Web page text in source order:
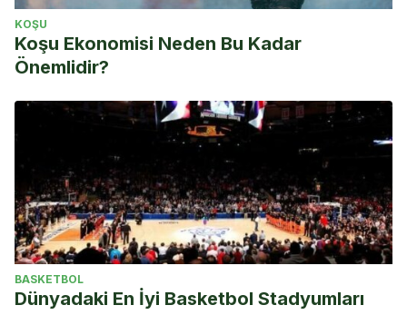
KOŞU
Koşu Ekonomisi Neden Bu Kadar
Önemlidir?
BASKETBOL
Dünyadaki En İyi Basketbol Stadyumları